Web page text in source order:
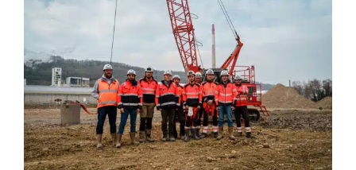
Chantier Compactage dynamique,
plots ballastés et Inclusions rigides à
Engis